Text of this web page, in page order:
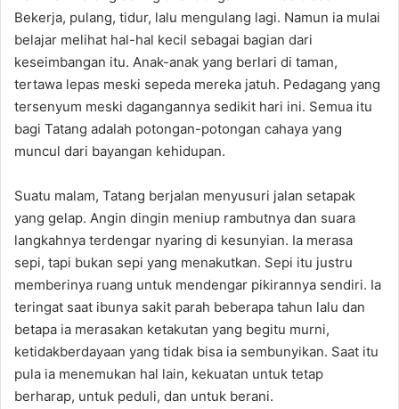
Bekerja, pulang, tidur, lalu mengulang lagi. Namun ia mulai
belajar melihat hal-hal kecil sebagai bagian dari
keseimbangan itu. Anak-anak yang berlari di taman,
tertawa lepas meski sepeda mereka jatuh. Pedagang yang
tersenyum meski dagangannya sedikit hari ini. Semua itu
bagi Tatang adalah potongan-potongan cahaya yang
muncul dari bayangan kehidupan.
Suatu malam, Tatang berjalan menyusuri jalan setapak
yang gelap. Angin dingin meniup rambutnya dan suara
langkahnya terdengar nyaring di kesunyian. Ia merasa
sepi, tapi bukan sepi yang menakutkan. Sepi itu justru
memberinya ruang untuk mendengar pikirannya sendiri. Ia
teringat saat ibunya sakit parah beberapa tahun lalu dan
betapa ia merasakan ketakutan yang begitu murni,
ketidakberdayaan yang tidak bisa ia sembunyikan. Saat itu
pula ia menemukan hal lain, kekuatan untuk tetap
berharap, untuk peduli, dan untuk berani.